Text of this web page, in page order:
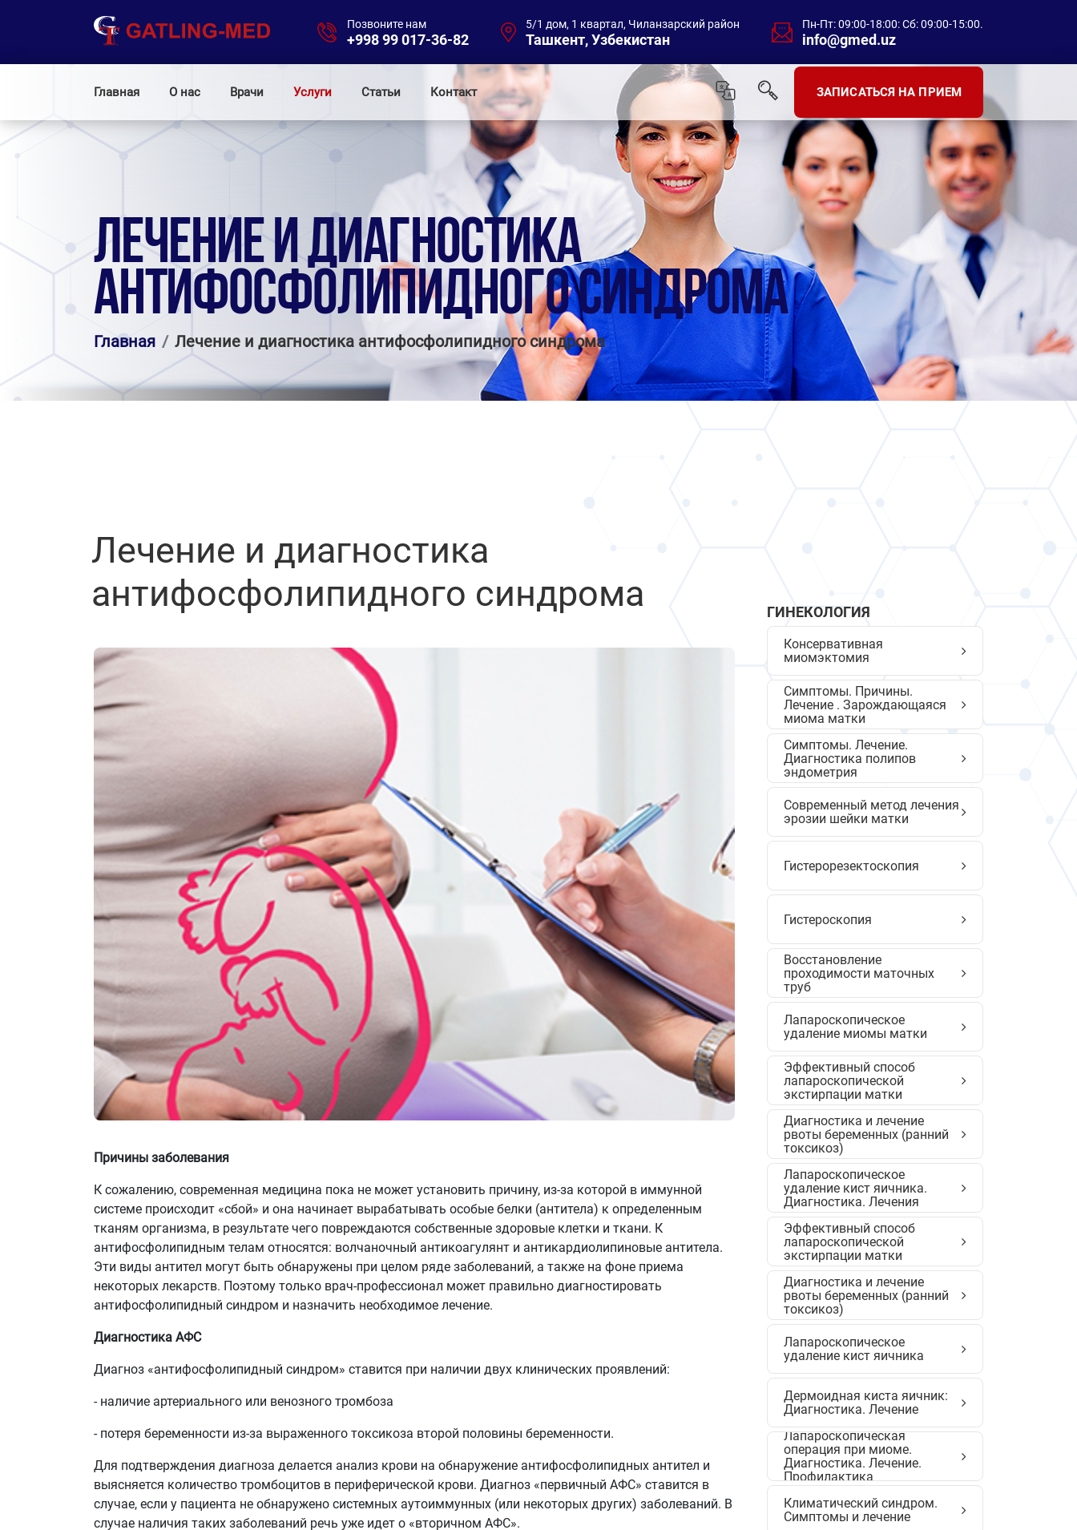
Позвоните нам
+998 99 017-36-82
5/1 дом, 1 квартал, Чиланзарский район
Ташкент, Узбекистан
Пн-Пт: 09:00-18:00: Сб: 09:00-15:00.
info@gmed.uz
Главная О нас Врачи Услуги Статьи Контакт ЗАПИСАТЬСЯ НА ПРИЕМ
ЛЕЧЕНИЕ И ДИАГНОСТИКА
АНТИФОСФОЛИПИДНОГО СИНДРОМА
Главная Лечение и диагностика антифосфолипидного синдрома
Лечение и диагностика
антифосфолипидного синдрома
Причины заболевания
К сожалению, современная медицина пока не может установить причину, из-за которой в иммунной
системе происходит «сбой» и она начинает вырабатывать особые белки (антитела) к определенным
тканям организма, в результате чего повреждаются собственные здоровые клетки и ткани. К
антифосфолипидным телам относятся: волчаночный антикоагулянт и антикардиолипиновые антитела.
Эти виды антител могут быть обнаружены при целом ряде заболеваний, а также на фоне приема
некоторых лекарств. Поэтому только врач-профессионал может правильно диагностировать
антифосфолипидный синдром и назначить необходимое лечение.
Диагностика АФС
Диагноз «антифосфолипидный синдром» ставится при наличии двух клинических проявлений:
- наличие артериального или венозного тромбоза
- потеря беременности из-за выраженного токсикоза второй половины беременности.
Для подтверждения диагноза делается анализ крови на обнаружение антифосфолипидных антител и
выясняется количество тромбоцитов в периферической крови. Диагноз «первичный АФС» ставится в
случае, если у пациента не обнаружено системных аутоиммунных (или некоторых других) заболеваний. В
случае наличия таких заболеваний речь уже идет о «вторичном АФС».
ГИНЕКОЛОГИЯ
Консервативная
миомэктомия
Симптомы. Причины.
Лечение . Зарождающаяся
миома матки
Симптомы. Лечение.
Диагностика полипов
эндометрия
Современный метод лечения
эрозии шейки матки
Гистерорезектоскопия
Гистероскопия
Восстановление
проходимости маточных
труб
Лапароскопическое
удаление миомы матки
Эффективный способ
лапароскопической
экстирпации матки
Диагностика и лечение
рвоты беременных (ранний
токсикоз)
Лапароскопическое
удаление кист яичника.
Диагностика. Лечения
Эффективный способ
лапароскопической
экстирпации матки
Диагностика и лечение
рвоты беременных (ранний
токсикоз)
Лапароскопическое
удаление кист яичника
Дермоидная киста яичник:
Диагностика. Лечение
Лапароскопическая
операция при миоме.
Диагностика. Лечение.
Профилактика
Климатический синдром.
Симптомы и лечение